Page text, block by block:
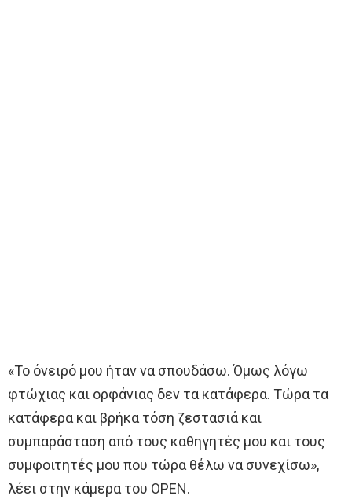
«Το όνειρό μου ήταν να σπουδάσω. Όμως λόγω
φτώχιας και ορφάνιας δεν τα κατάφερα. Τώρα τα
κατάφερα και βρήκα τόση ζεστασιά και
συμπαράσταση από τους καθηγητές μου και τους
συμφοιτητές μου που τώρα θέλω να συνεχίσω»,
λέει στην κάμερα του OPEN.